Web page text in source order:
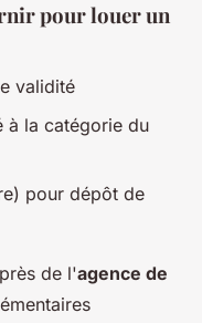
pour louer un
validité
à la catégorie du
pour dépôt de
de l'agence de